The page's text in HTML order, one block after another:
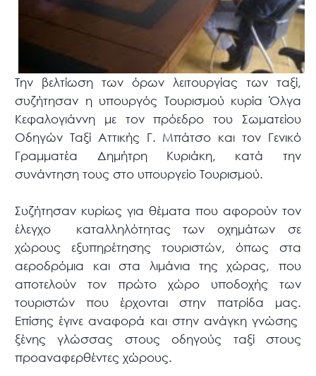
Την βελτίωση των όρων λειτουργίας των ταξί,
συζήτησαν η υπουργός Τουρισμού κυρία Όλγα
Κεφαλογιάννη με τον πρόεδρο του Σωματείου
Οδηγών Ταξί Αττικής Γ. Μπάτσο και τον Γενικό
Γραμματέα Δημήτρη Κυριάκη, κατά την
συνάντηση τους στο υπουργείο Τουρισμού.
Συζήτησαν κυρίως για θέματα που αφορούν τον
έλεγχο καταλληλότητας των οχημάτων σε
χώρους εξυπηρέτησης τουριστών, όπως στα
αεροδρόμια και στα λιμάνια της χώρας, που
αποτελούν τον πρώτο χώρο υποδοχής των
τουριστών που έρχονται στην πατρίδα μας.
Επίσης έγινε αναφορά και στην ανάγκη γνώσης
ξένης γλώσσας στους οδηγούς ταξί στους
προαναφερθέντες χώρους.